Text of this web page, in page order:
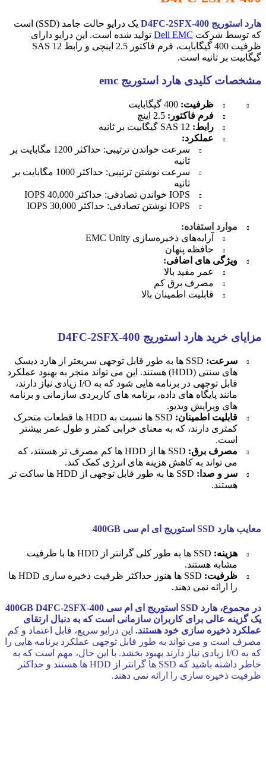
هارد استوریج D4FC-2SFX-400
یک درایو حالت جامد (SSD) است
که توسط شرکت Dell EMC تولید شده است. این درایو دارای
ظرفیت 400 گیگابایت، فرم فاکتور 2.5 اینچی و رابط SAS 12
گیگابیت بر ثانیه است.
مشخصات کلیدی هارد استوریج emc
ظرفیت:
فرم فاکتور:
رابط:
عملکرد:
سرعت خواندن ترتیبی: حداکثر 1200 مگابایت بر
ثانیه
سرعت نوشتن ترتیبی: حداکثر 1000 مگابایت بر
ثانیه
IOPS خواندن تصادفی: حداکثر 40,000 IOPS
IOPS نوشتن تصادفی: حداکثر 30,000 IOPS
موارد استفاده:
آرایه‌های ذخیره‌سازی EMC Unity
حافظه پنهان
ویژگی های اضافی:
عمر مفید بالا
مصرف برق کم
قابلیت اطمینان بالا
مزایای خرید هارد استوریج D4FC-2SFX-400
سرعت:
SSD ها به طور قابل توجهی سریعتر از هارد دیسک
های سنتی (HDD) هستند. این می تواند منجر به بهبود عملکرد
قابل توجهی در برنامه هایی شود که به I/O زیادی نیاز دارند،
مانند پایگاه های داده، برنامه های کاربردی سازمانی و برنامه
های ویرایش ویدیو.
قابلیت اطمینان:
SSD ها نسبت به HDD ها قطعات متحرک
کمتری دارند، که به معنای خرابی کمتر و طول عمر بیشتر
است.
مصرف برق:
SSD ها از HDD ها کم مصرف تر هستند، که
می تواند به کاهش هزینه های انرژی کمک کند.
سر و صدا:
SSD ها به طور قابل توجهی از HDD ها ساکت تر
هستند.
معایب هارد SSD استوریج ای ام سی 400GB
هزینه:
SSD ها به طور کلی گرانتر از HDD ها با ظرفیت
مشابه هستند.
ظرفیت:
SSD ها هنوز حداکثر ظرفیت ذخیره سازی HDD ها
را ارائه نمی دهند.
در مجموع، هارد SSD استوریج ای ام سی 400GB D4FC-2SFX-400
یک گزینه عالی برای کاربران سازمانی است که به دنبال ارتقای
عملکرد ذخیره سازی خود هستند. این درایو سریع، قابل اعتماد و کم
مصرف است و می تواند به طور قابل توجهی عملکرد برنامه هایی را
که به I/O زیادی نیاز دارند بهبود بخشد. با این حال، مهم است که به
خاطر داشته باشید که SSD ها گرانتر از HDD ها هستند و حداکثر
ظرفیت ذخیره سازی را ارائه نمی دهند.